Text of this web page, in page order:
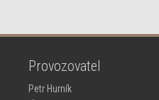
Provozovatel
Petr Hurník